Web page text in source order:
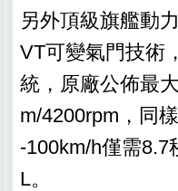
另外頂級旗艦動
VT可變氣門技術
統，原廠公佈最
m/4200rpm，同
-100km/h僅需8.7
L。